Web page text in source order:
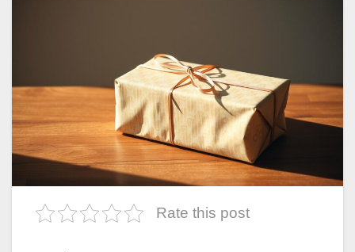
Rate this post